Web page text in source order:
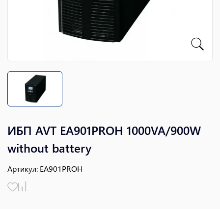
ИБП AVT EA901PROH 1000VA/900W
without battery
Артикул: EA901PROH